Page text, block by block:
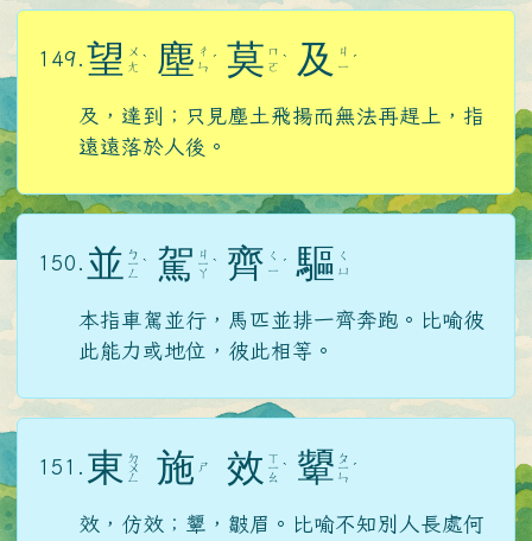
149. 望 ㄨ
ㄤ ˋ 塵 ㄔ
ㄣ ˊ 莫 ㄇ
ㄛ ˋ 及
ㄐ
ㄧ ˊ
及，達到；只見塵土飛揚而無法再趕上，指
遠遠落於人後。
150. 並 ㄅ
ㄧ
ㄥ
ˋ 駕 ㄐ
ㄧ
ㄚ
ˋ 齊 ㄑ
ㄧ ˊ 驅 ㄑ
ㄩ
本指車駕並行，馬匹並排一齊奔跑。比喻彼
此能力或地位，彼此相等。
151. 東 ㄉ
ㄨ
ㄥ 施 ㄕ 效 ㄒ
ㄧ
ㄠ
ˋ 顰 ㄆ
ㄧ
ㄣ
ˊ
效，仿效；顰，皺眉。比喻不知別人長處何